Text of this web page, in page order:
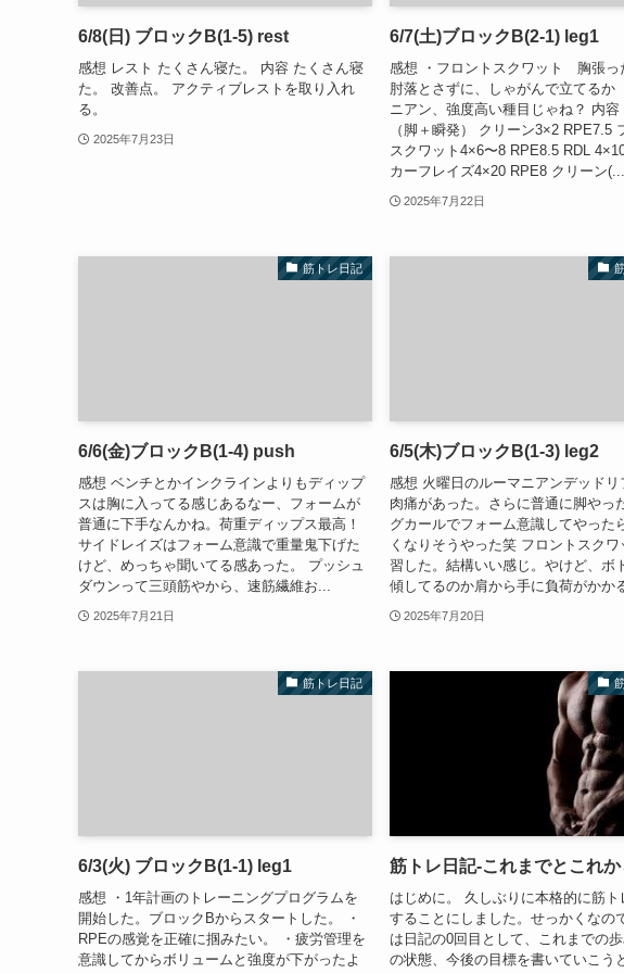
6/8(日) ブロックB(1-5) rest
感想 レスト たくさん寝た。 内容 たくさん寝
た。 改善点。 アクティブレストを取り入れ
る。
2025年7月23日
6/7(土)ブロックB(2-1) leg1
感想 ・フロントスクワット 胸張っ
肘落とさずに、しゃがんで立てるか
ニアン、強度高い種目じゃね？ 内容
（脚＋瞬発） クリーン3×2 RPE7.5
スクワット4×6〜8 RPE8.5 RDL
カーフレイズ4×20 RPE8 クリーン(...
2025年7月22日
筋トレ日記
6/6(金)ブロックB(1-4) push
感想 ベンチとかインクラインよりもディップ
スは胸に入ってる感じあるなー、フォームが
普通に下手なんかね。荷重ディップス最高！
サイドレイズはフォーム意識で重量鬼下げた
けど、めっちゃ聞いてる感あった。 プッシュ
ダウンって三頭筋やから、速筋繊維お...
2025年7月21日
6/5(木)ブロックB(1-3) leg2
感想 火曜日のルーマニアンデッドリ
肉痛があった。さらに普通に脚やっ
グカールでフォーム意識してやった
くなりそうやった笑 フロントスクワ
習した。結構いい感じ。やけど、ボ
傾してるのか肩から手に負荷がかか
2025年7月20日
筋トレ日記
6/3(火) ブロックB(1-1) leg1
感想 ・1年計画のトレーニングプログラムを
開始した。ブロックBからスタートした。 ・
RPEの感覚を正確に掴みたい。 ・疲労管理を
意識してからボリュームと強度が下がったよ
筋トレ日記-これまでとこれか
はじめに。 久しぶりに本格的に筋ト
することにしました。せっかくなの
は日記の0回目として、これまでの
の状態、今後の目標を書いていこう